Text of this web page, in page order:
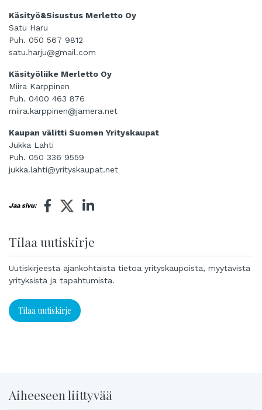
Käsityö&Sisustus Merletto Oy
Satu Haru
Puh. 050 567 9812
satu.harju@gmail.com
Käsityöliike Merletto Oy
Miira Karppinen
Puh. 0400 463 876
miira.karppinen@jamera.net
Kaupan välitti Suomen Yrityskaupat
Jukka Lahti
Puh. 050 336 9559
jukka.lahti@yrityskaupat.net
Jaa sivu:
Tilaa uutiskirje
Uutiskirjeestä ajankohtaista tietoa yrityskaupoista, myytävistä
yrityksistä ja tapahtumista.
Tilaa uutiskirje
Aiheeseen liittyvää